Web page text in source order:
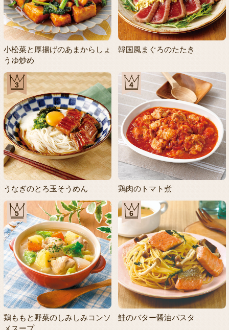
小松菜と厚揚げのあまからしょ
うゆ炒め
韓国風まぐろのたたき
3
うなぎのとろ玉そうめん
4
鶏肉のトマト煮
5
鶏ももと野菜のしみしみコンソ
メスープ
6
鮭のバター醤油パスタ